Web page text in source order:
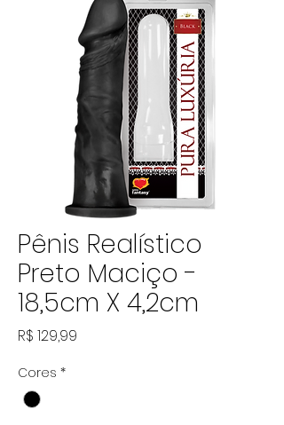
Pênis Realístico
Preto Maciço -
18,5cm X 4,2cm
R$ 129,99
Cores *